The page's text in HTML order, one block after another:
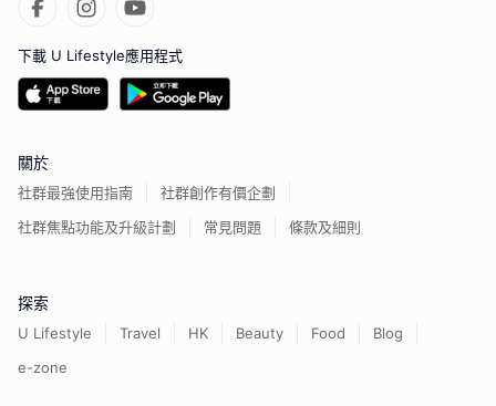
下載 U Lifestyle應用程式
關於
社群最強使用指南
社群創作有價企劃
社群焦點功能及升級計劃
常見問題 條款及細則
探索
U Lifestyle Travel HK Beauty Food
Blog
e-zone